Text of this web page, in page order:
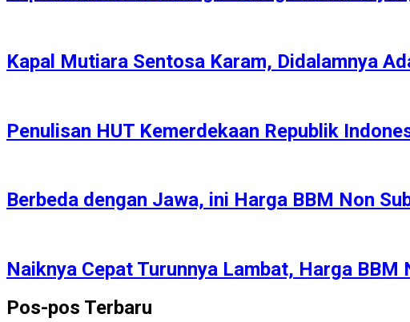
Kapal Mutiara Sentosa Karam, Didalamnya
Penulisan HUT Kemerdekaan Republik
Berbeda dengan Jawa, ini Harga BBM Non
Naiknya Cepat Turunnya Lambat, Harga
Pos-pos Terbaru